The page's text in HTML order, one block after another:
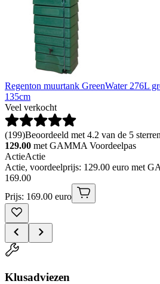
Regenton muurtank GreenWater 276L
135cm
Veel verkocht
(199)Beoordeeld met 4.2 van de 5
129.00 met GAMMA Voordeelpas
ActieActie
Actie, voordeelprijs: 129.00 euro met
169.00
Prijs: 169.00 euro
Klusadviezen